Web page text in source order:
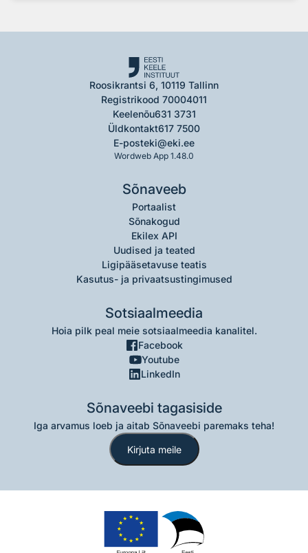
Roosikrantsi 6, 10119 Tallinn
Registrikood 70004011
Keelenõu631 3731
Üldkontakt617 7500
E-posteki@eki.ee
Wordweb App 1.48.0
Sõnaveeb
Portaalist
Sõnakogud
Ekilex API
Uudised ja teated
Ligipääsetavuse teatis
Kasutus- ja privaatsustingimused
Sotsiaalmeedia
Hoia pilk peal meie sotsiaalmeedia kanalitel.
Facebook
Youtube
LinkedIn
Sõnaveebi tagasiside
Iga arvamus loeb ja aitab Sõnaveebi paremaks teha!
Kirjuta meile